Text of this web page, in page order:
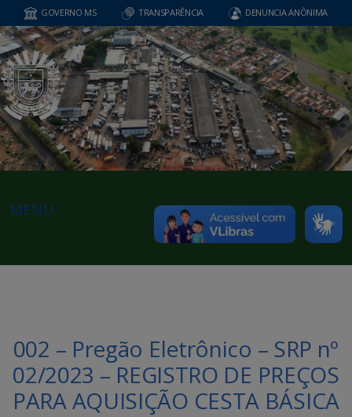
GOVERNO MS TRANSPARÊNCIA DENUNCIA ANÔNIMA
MENU
002 – Pregão Eletrônico – SRP nº
02/2023 – REGISTRO DE PREÇOS
PARA AQUISIÇÃO CESTA BÁSICA